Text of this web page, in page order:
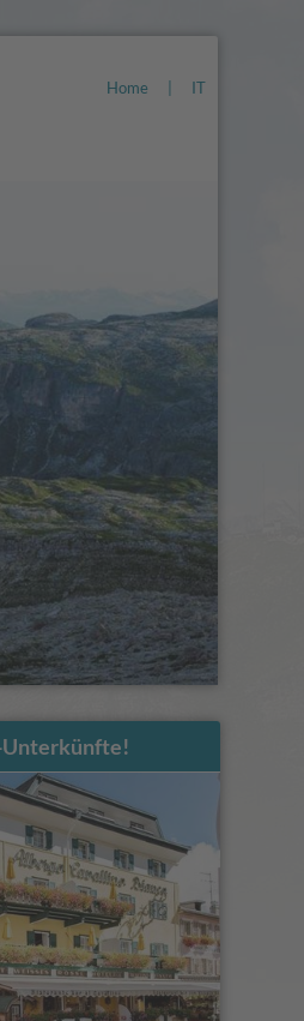
Home IT
Unterkünfte!